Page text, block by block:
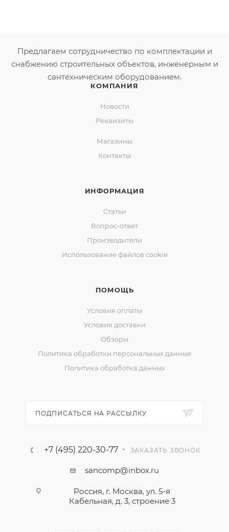
Предлагаем сотрудничество по комплектации и
снабжению строительных объектов, инженерным и
сантехническим оборудованием.
КОМПАНИЯ
Новости
Реквизиты
Магазины
Контакты
ИНФОРМАЦИЯ
Статьи
Вопрос-ответ
Производители
Использование файлов cookie
ПОМОЩЬ
Условия оплаты
Условия доставки
Обзоры
Политика обработки персональных данных
Политика обработка данных
ПОДПИСАТЬСЯ НА РАССЫЛКУ
+7 (495) 220-30-77 ЗАКАЗАТЬ ЗВОНОК
sancomp@inbox.ru
Россия, г. Москва, ул. 5-я
Кабельная, д. 3, строение 3